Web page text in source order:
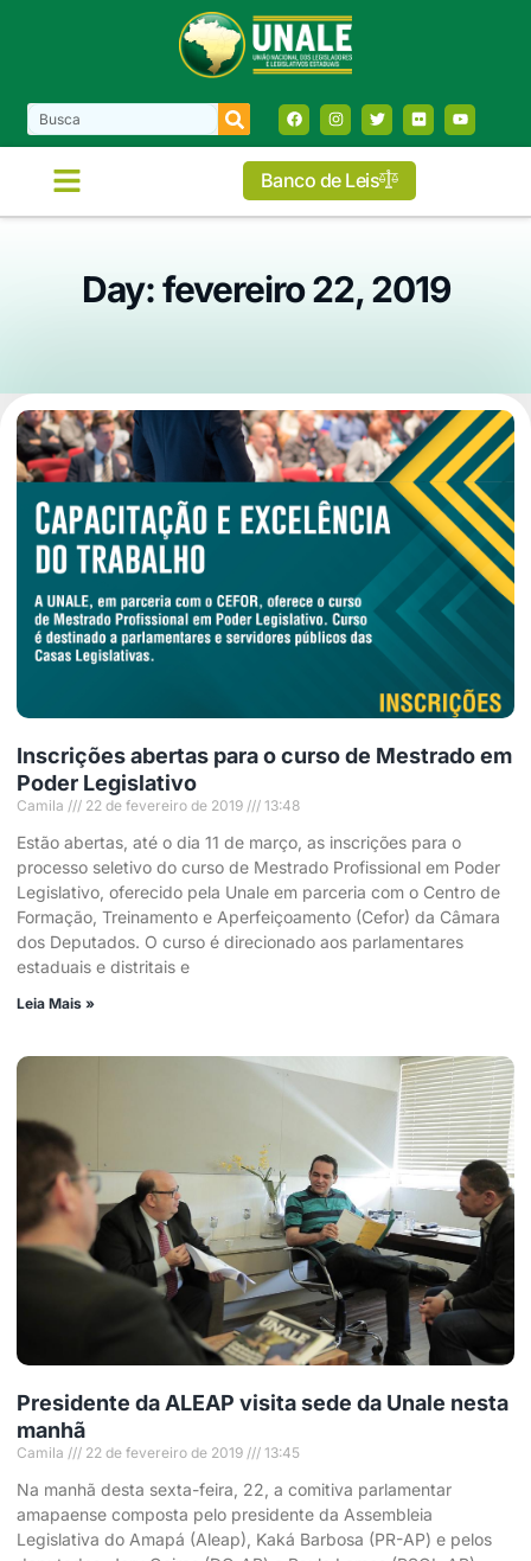
Banco de Leis
Day: fevereiro 22, 2019
Inscrições abertas para o curso de Mestrado em
Poder Legislativo
Camila 22 de fevereiro de 2019 13:48
Estão abertas, até o dia 11 de março, as inscrições para o
processo seletivo do curso de Mestrado Profissional em Poder
Legislativo, oferecido pela Unale em parceria com o Centro de
Formação, Treinamento e Aperfeiçoamento (Cefor) da Câmara
dos Deputados. O curso é direcionado aos parlamentares
estaduais e distritais e
Leia Mais »
Presidente da ALEAP visita sede da Unale nesta
manhã
Camila 22 de fevereiro de 2019 13:45
Na manhã desta sexta-feira, 22, a comitiva parlamentar
amapaense composta pelo presidente da Assembleia
Legislativa do Amapá (Aleap), Kaká Barbosa (PR-AP) e pelos